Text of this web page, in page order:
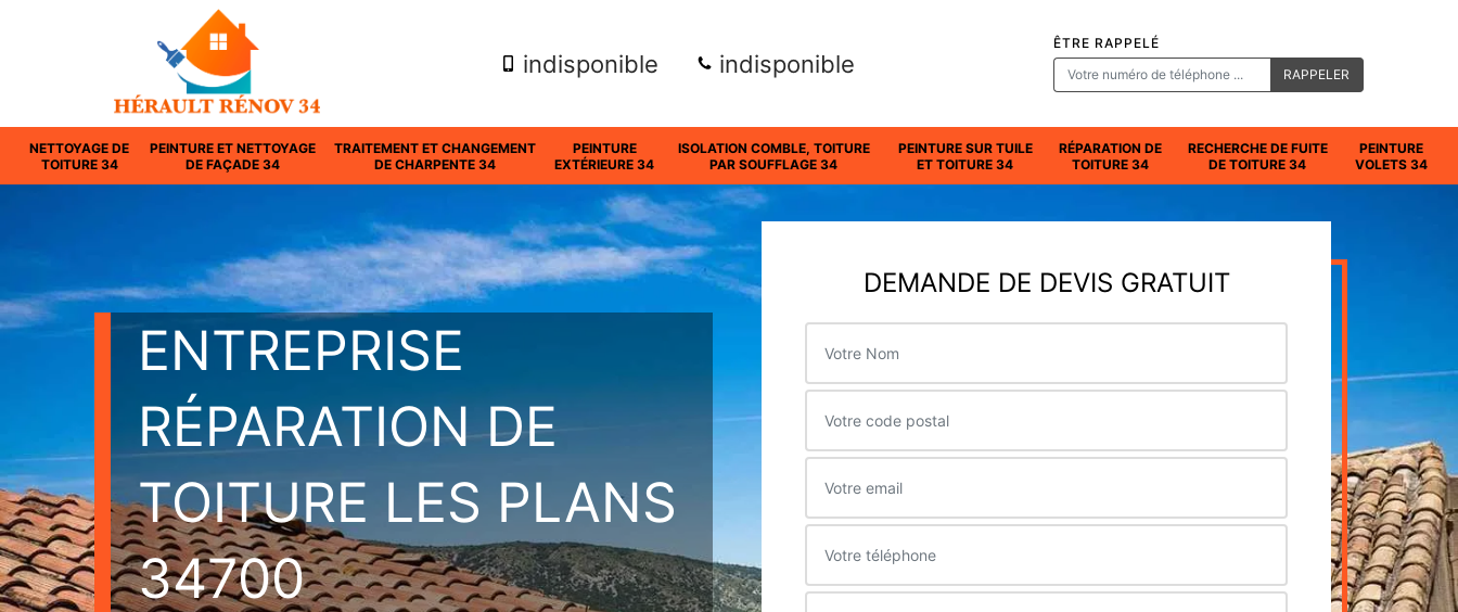
indisponible indisponible
ÊTRE RAPPELÉ
NETTOYAGE DE
TOITURE 34
PEINTURE ET NETTOYAGE
DE FAÇADE 34
TRAITEMENT ET CHANGEMENT
DE CHARPENTE 34
PEINTURE
EXTÉRIEURE 34
ISOLATION COMBLE, TOITURE
PAR SOUFFLAGE 34
PEINTURE SUR TUILE
ET TOITURE 34
RÉPARATION DE
TOITURE 34
RECHERCHE DE FUITE
DE TOITURE 34
PEINTURE
VOLETS 34
ENTREPRISE
RÉPARATION DE
TOITURE LES PLANS
34700
DEMANDE DE DEVIS GRATUIT